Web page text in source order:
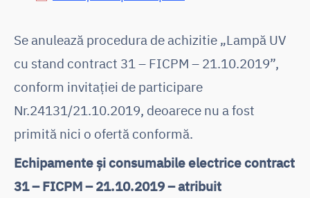
Se anulează procedura de achizitie „Lampă UV
cu stand contract 31 – FICPM – 21.10.2019”,
conform invitației de participare
Nr.24131/21.10.2019, deoarece nu a fost
primită nici o ofertă conformă.
Echipamente și consumabile electrice contract
31 – FICPM – 21.10.2019 – atribuit